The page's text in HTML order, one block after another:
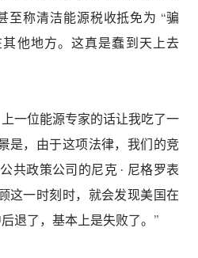
至称清洁能源税收抵免为 “骗
他地方。这真是蠢到天上去
一位能源专家的话让我吃了一
是，由于这项法律，我们的竞
共政策公司的尼克 · 尼格罗表
这一时刻时，就会发现美国在
退了，基本上是失败了。”